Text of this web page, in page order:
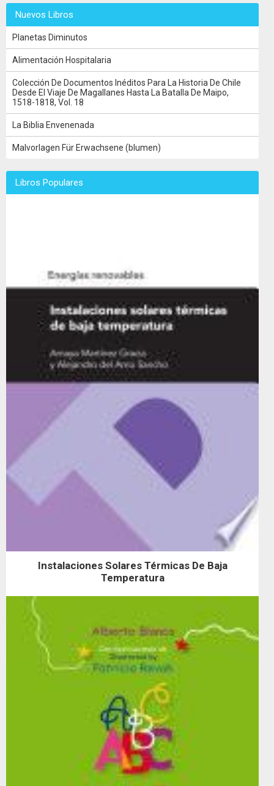
Nuevos Libros
Planetas Diminutos
Alimentación Hospitalaria
Colección De Documentos Inéditos Para La Historia De Chile
Desde El Viaje De Magallanes Hasta La Batalla De Maipo,
1518-1818, Vol. 18
La Biblia Envenenada
Malvorlagen Für Erwachsene (blumen)
Libros Populares
Instalaciones Solares Térmicas De Baja
Temperatura